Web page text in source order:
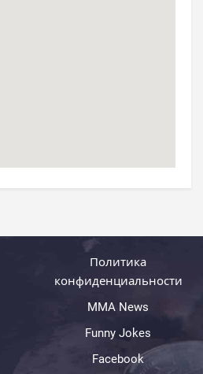
Политика
конфиденциальности
MMA News
Funny Jokes
Facebook